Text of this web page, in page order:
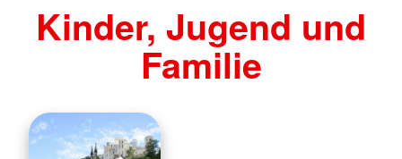
Kinder, Jugend und
Familie